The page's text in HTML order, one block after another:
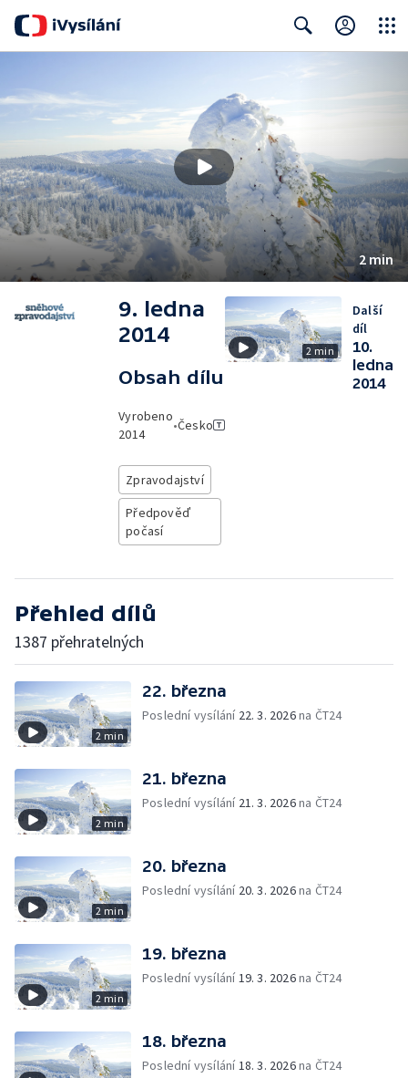
2 min
9. ledna
2014
Obsah dílu
Vyrobeno
2014
•Česko
Zpravodajství
Předpověď
počasí
2 min
Další
díl
10.
ledna
2014
Přehled dílů
1387 přehratelných
2 min
22. března
Poslední vysílání 22. 3. 2026na ČT24
2 min
21. března
Poslední vysílání 21. 3. 2026na ČT24
2 min
20. března
Poslední vysílání 20. 3. 2026na ČT24
2 min
19. března
Poslední vysílání19. 3. 2026na ČT24
18. března
Poslední vysílání18. 3. 2026na ČT24